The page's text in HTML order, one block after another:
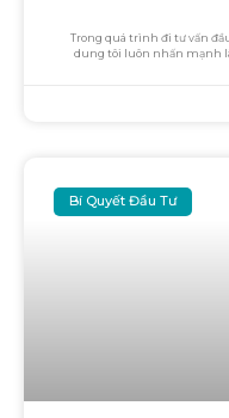
Trong quá trình đi tư vấn
dung tôi luôn nhấn mạnh là
Bí Quyết Đầu Tư